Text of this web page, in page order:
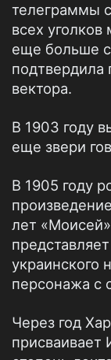
телеграммы
всех
еще больше
подтвердила
вектора.
В 1903 году
еще звери
В 1905 году
лет
украинского
персонажа с
Через год
присваивает